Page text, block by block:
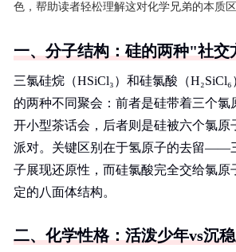
色，帮助读者轻松理解这对化学兄弟的本质区
一、分子结构：硅的两种"社交
三氯硅烷（HSiCl₃）和硅氯酸（
的两种不同聚会：前者是硅带着三个氯
开小型茶话会，后者则是硅被六个氯原
派对。关键区别在于氢原子的去留——
子展现还原性，而硅氯酸完全交给氯原
定的八面体结构。
二、化学性格：活泼少年vs沉